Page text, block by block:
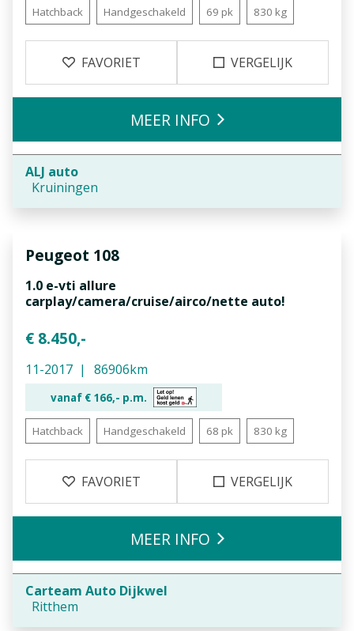
Hatchback Handgeschakeld 69 pk 830 kg
FAVORIET VERGELIJK
ALJ auto
Kruiningen
MEER INFO
Peugeot 108
1.0 e-vti allure
carplay/camera/cruise/airco/nette auto!
€ 8.450,-
11-2017 86906km
vanaf € 166,- p.m.
Hatchback Handgeschakeld 68 pk 830 kg
FAVORIET VERGELIJK
Carteam Auto Dijkwel
Ritthem
MEER INFO